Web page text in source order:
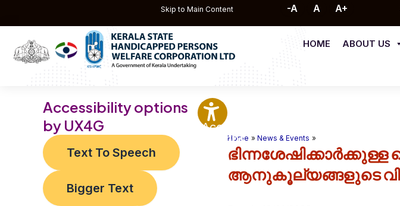
content
Skip to Main Content -A A A+
HOME ABOUT US
Accessibility options
by UX4G
Text To Speech
Bigger Text
Accessibility
Options
Home News & Events
ഭിന്നശേഷിക്കാർക്കുള്ള
ആനുകൂല്യങ്ങളുടെ
Post